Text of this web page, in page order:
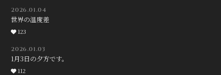
会員登録
2026.01.04
世界の温度差
123
2026.01.03
1月3日の夕方です。
112